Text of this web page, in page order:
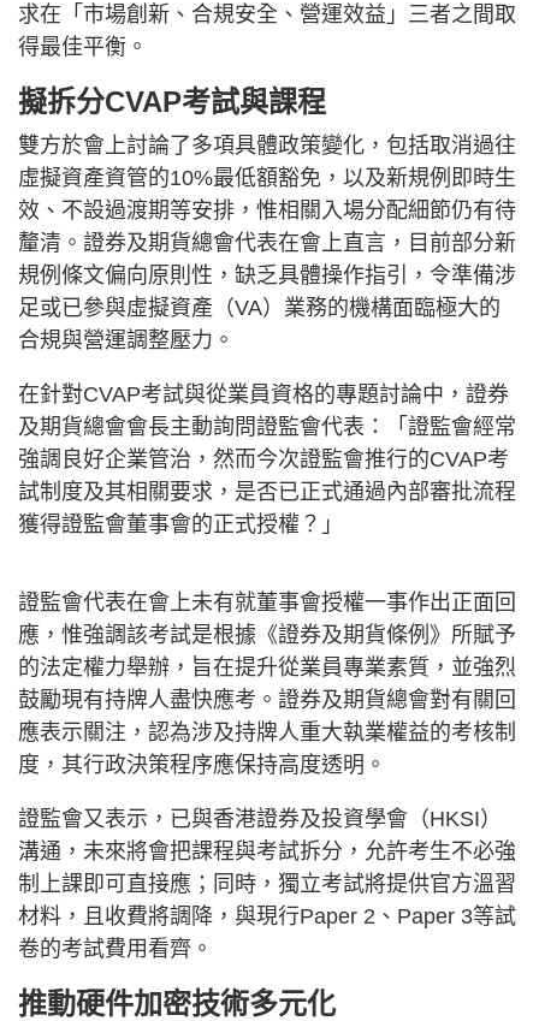
求在「市場創新、合規安全、營運效益」三者之間取
得最佳平衡。
擬拆分CVAP考試與課程
雙方於會上討論了多項具體政策變化，包括取消過往
虛擬資產資管的10%最低額豁免，以及新規例即時生
效、不設過渡期等安排，惟相關入場分配細節仍有待
釐清。證券及期貨總會代表在會上直言，目前部分新
規例條文偏向原則性，缺乏具體操作指引，令準備涉
足或已參與虛擬資產（VA）業務的機構面臨極大的
合規與營運調整壓力。
在針對CVAP考試與從業員資格的專題討論中，證券
及期貨總會會長主動詢問證監會代表：「證監會經常
強調良好企業管治，然而今次證監會推行的CVAP考
試制度及其相關要求，是否已正式通過內部審批流程
獲得證監會董事會的正式授權？」
證監會代表在會上未有就董事會授權一事作出正面回
應，惟強調該考試是根據《證券及期貨條例》所賦予
的法定權力舉辦，旨在提升從業員專業素質，並強烈
鼓勵現有持牌人盡快應考。證券及期貨總會對有關回
應表示關注，認為涉及持牌人重大執業權益的考核制
度，其行政決策程序應保持高度透明。
證監會又表示，已與香港證券及投資學會（HKSI）
溝通，未來將會把課程與考試拆分，允許考生不必強
制上課即可直接應；同時，獨立考試將提供官方溫習
材料，且收費將調降，與現行Paper 2、Paper 3等試
卷的考試費用看齊。
推動硬件加密技術多元化